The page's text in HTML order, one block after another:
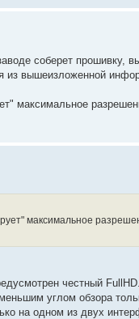
соберет прошивку,
из вышеизложенной
максимальное
максимальное
честный
углом обзора
на одном из двух